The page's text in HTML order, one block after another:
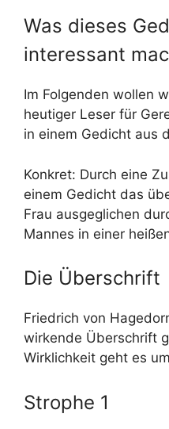
Was dieses
interessant
Im Folgenden wollen
heutiger Leser für
in einem Gedicht aus
Konkret: Durch eine
einem Gedicht das
Frau ausgeglichen
Mannes in einer
Die Überschrift
Friedrich von
wirkende Überschrift
Wirklichkeit geht es
Strophe 1